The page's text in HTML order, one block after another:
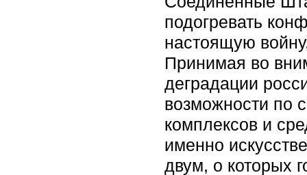
подогревать
настоящую
Принимая во
деградации
возможности по
комплексов и
именно
двум, о которых